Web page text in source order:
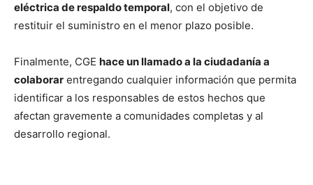
eléctrica de respaldo temporal, con el objetivo de
restituir el suministro en el menor plazo posible.
Finalmente, CGE hace un llamado a la ciudadanía a
colaborar entregando cualquier información que permita
identificar a los responsables de estos hechos que
afectan gravemente a comunidades completas y al
desarrollo regional.